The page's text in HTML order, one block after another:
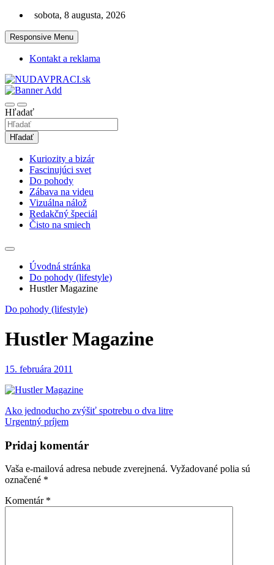
Skip
content
sobota, 8 augusta, 2026
Responsive Menu
Kontakt a reklama
nudaVpráci.sk
Hľadať
Hľadať
Kuriozity a bizár
Fascinujúci svet
Do pohody
Zábava na videu
Vizuálna nálož
Redakčný špeciál
Čisto na smiech
Úvodná stránka
Do pohody (lifestyle)
Hustler Magazine
Do pohody (lifestyle)
Hustler Magazine
15. februára 2011
Navigácia
v
článku
Ako jednoducho zvýšiť spotrebu o dva litre
Urgentný príjem
Pridaj komentár
Vaša e-mailová adresa nebude zverejnená. Vyžadované polia sú
označené *
Komentár *